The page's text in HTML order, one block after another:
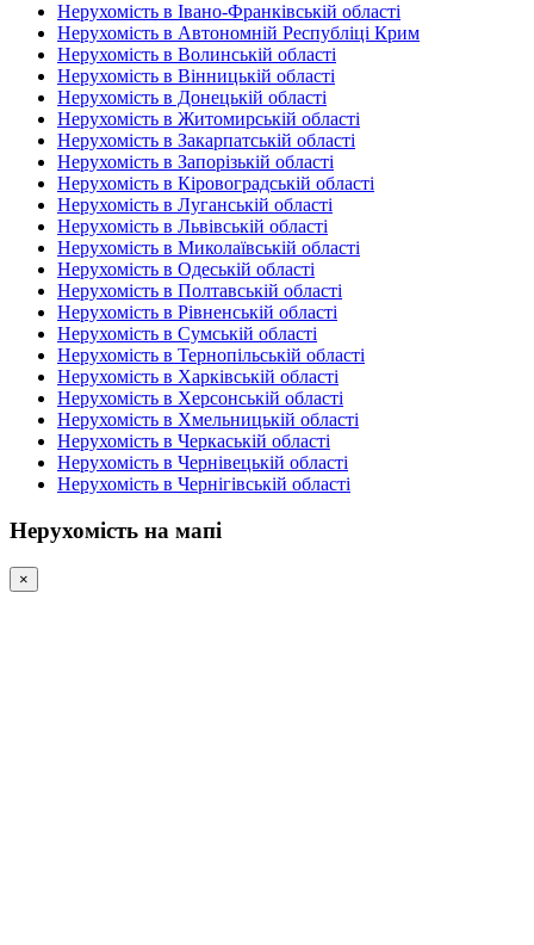
Нерухомість в Івано-Франківській області
Нерухомість в Автономній Республіці Крим
Нерухомість в Волинській області
Нерухомість в Вінницькій області
Нерухомість в Донецькій області
Нерухомість в Житомирській області
Нерухомість в Закарпатській області
Нерухомість в Запорізькій області
Нерухомість в Кіровоградській області
Нерухомість в Луганській області
Нерухомість в Львівській області
Нерухомість в Миколаївській області
Нерухомість в Одеській області
Нерухомість в Полтавській області
Нерухомість в Рівненській області
Нерухомість в Сумській області
Нерухомість в Тернопільській області
Нерухомість в Харківській області
Нерухомість в Херсонській області
Нерухомість в Хмельницькій області
Нерухомість в Черкаській області
Нерухомість в Чернівецькій області
Нерухомість в Чернігівській області
Нерухомість на мапі
×